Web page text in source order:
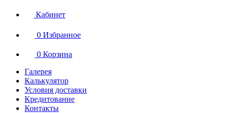
Кабинет
0 Избранное
0 Корзина
Галерея
Калькулятор
Условия доставки
Кредитование
Контакты